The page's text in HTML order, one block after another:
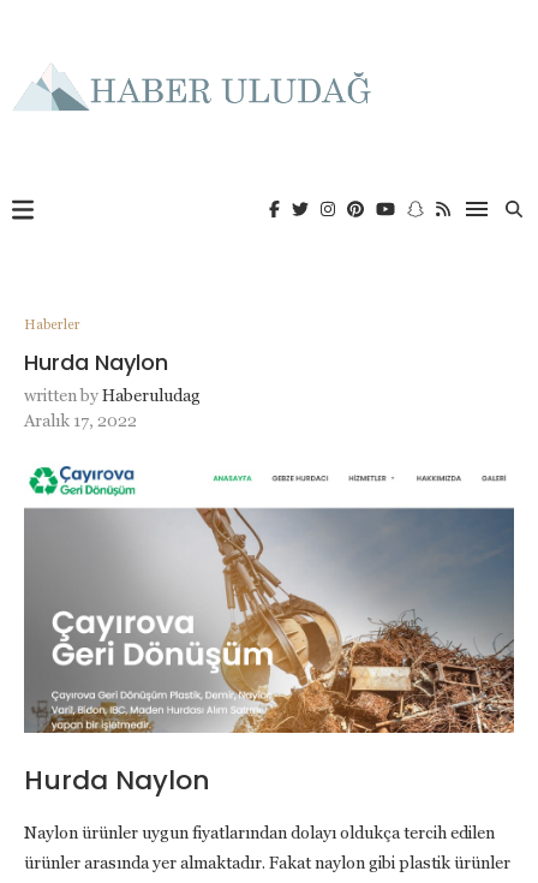
Haberler
Hurda Naylon
written byHaberuludag
Aralık 17, 2022
Hurda Naylon
Naylon ürünler uygun fiyatlarından dolayı oldukça tercih edilen
ürünler arasında yer almaktadır. Fakat naylon gibi plastik ürünler